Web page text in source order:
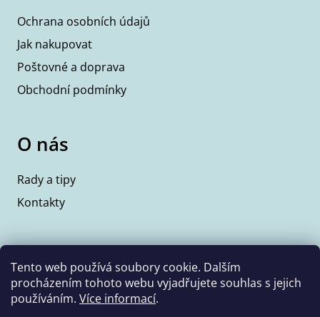
Tento web používá soubory cookie. Dalším
procházením tohoto webu vyjadřujete souhlas s jejich
používáním. Více informací.
Ochrana osobních údajů
Jak nakupovat
Poštovné a doprava
Obchodní podmínky
O nás
Rady a tipy
Kontakty
Kontakty
info@wolfie.cz